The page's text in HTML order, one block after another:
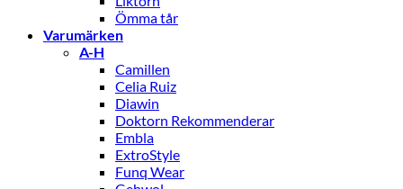
Ömma tår
Varumärken
A-H
Camillen
Celia Ruiz
Diawin
Doktorn Rekommenderar
Embla
ExtroStyle
Funq Wear